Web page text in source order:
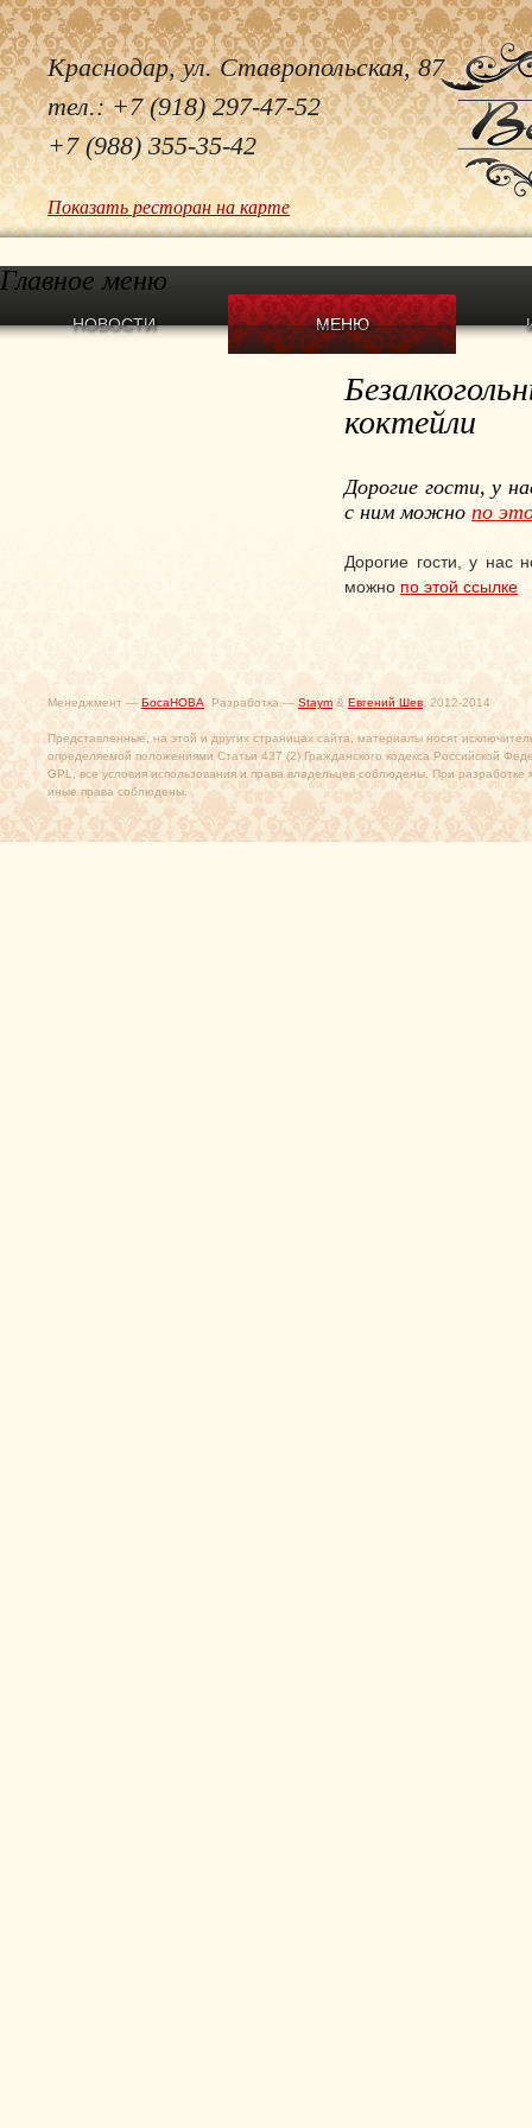
Краснодар, ул. Ставропольская, 87
тел.: +7 (918) 297-47-52
+7 (988) 355-35-42
Показать ресторан на карте
Главное меню
НОВОСТИ МЕНЮ
коктейли
Дорогие гости, у
с ним можно по
Дорогие гости, у нас
можно по этой ссылке
Менеджмент — БосаНОВА . Разработка — Staym & Евгений Шев , 2012-2014
Представленные, на этой и других страницах сайта, материалы носят
определяемой положениями Статьи 437 (2) Гражданского кодекса Российской
GPL, все условия использования и права владельцев соблюдены. При
иные права соблюдены.